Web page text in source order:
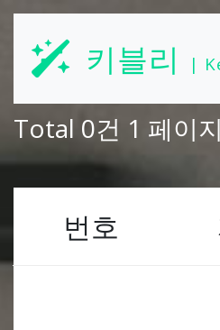
키블리 |
Total 0건 1 페이지
번호